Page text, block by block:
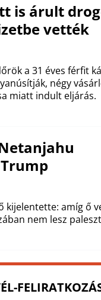
is árult
vették
a 31 éves férfit
négy
miatt indult eljárás.
kijelentette: amíg ő
nem lesz